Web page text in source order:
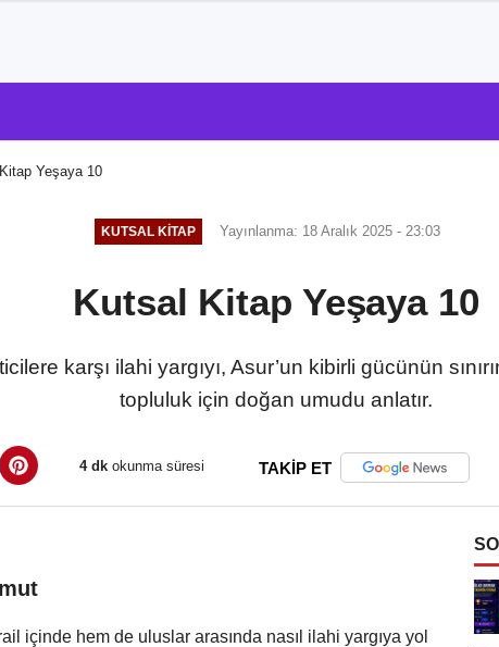
Yeşaya 10
KUTSAL KITAP Yayınlanma: 18 Aralık 2025 - 23:03
Kutsal Kitap Yeşaya 10
karşı ilahi yargıyı, Asur’un kibirli gücünün
topluluk için doğan umudu anlatır.
4 dk okunma süresi TAKİP ET
içinde hem de uluslar arasında nasıl ilahi yargıya yol